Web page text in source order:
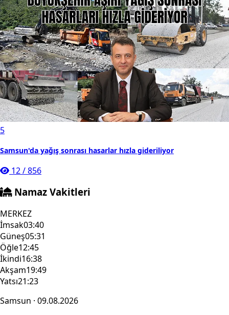
5
Samsun'da yağış sonrası hasarlar hızla gideriliyor
12/856
Namaz Vakitleri
MERKEZ
İmsak03:40
Güneş05:31
Öğle12:45
İkindi16:38
Akşam19:49
Yatsı21:23
Samsun · 09.08.2026